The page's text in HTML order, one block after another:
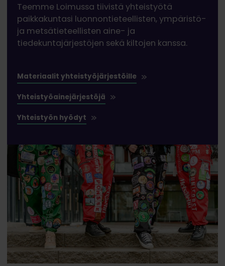
Teemme Loimussa tiivistä yhteistyötä
paikkakuntasi luonnontieteellisten, ympäristö-
ja metsätieteellisten aine- ja
tiedekuntajärjestöjen sekä kiltojen kanssa.
Materiaalit yhteistyöjärjestöille
Yhteistyöainejärjestöjä
Yhteistyön hyödyt